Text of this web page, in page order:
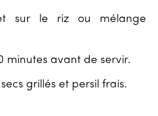
sur le riz ou mélange
minutes avant de servir.
grillés et persil frais.